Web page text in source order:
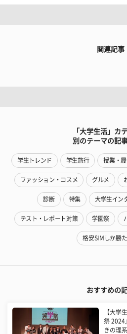
関連記事
「大学生活」カ
別のテーマの記
学生トレンド 学生旅行 授業・
ファッション・コスメ グルメ
診断 特集 大学生イン
テスト・レポート対策 学園祭
格安SIMしか勝た
おすすめの
【大学
祭 2024
きの理